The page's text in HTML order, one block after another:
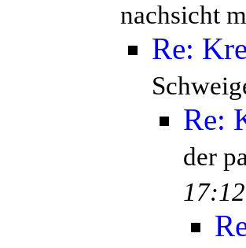
nachsicht
Re:
Re:
der
17:12